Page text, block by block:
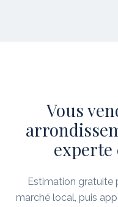
Vous
experte
Estimation gratuite
marché local, puis